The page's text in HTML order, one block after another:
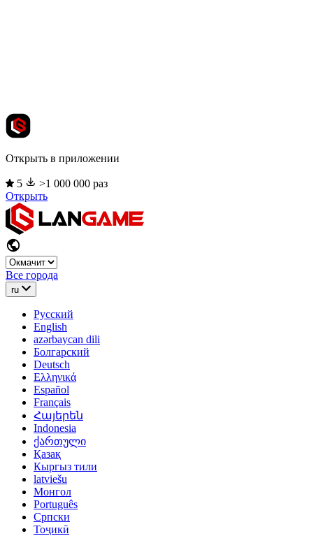
Открыть в приложении
5
>1 000 000 раз
Открыть
Все города
ru
Русский
English
azərbaycan dili
Болгарский
Deutsch
Ελληνικά
Español
Français
Հայերեն
Indonesia
ქართული
Қазақ
Кыргыз тили
latviešu
Монгол
Português
Српски
Тоҷикӣ